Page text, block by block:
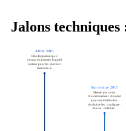
Actualités
Événements
Jalons techniques